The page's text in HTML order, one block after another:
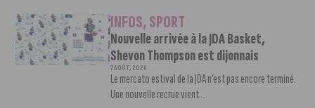
INFOS,SPORT
Nouvelle arrivée à la JDA Basket,
Shevon Thompson est dijonnais
7 AOÛT, 2026
Le mercato estival de la JDA n’est pas encore terminé.
Une nouvelle recrue vient...